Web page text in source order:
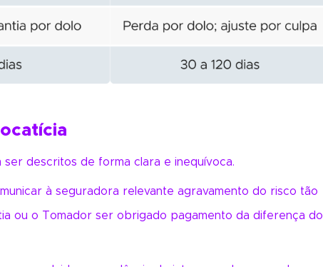
descritos de forma clara e inequívoca.
à seguradora relevante agravamento do risco tão
ou o Tomador ser obrigado pagamento da diferença do